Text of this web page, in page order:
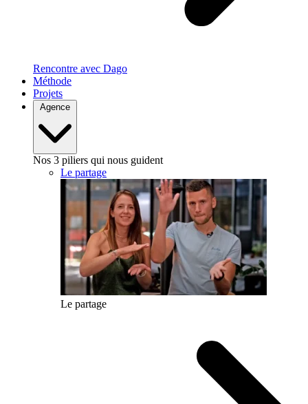
Rencontre avec Dago
Méthode
Projets
Agence
Nos 3 piliers qui nous guident
Le partage
Le partage